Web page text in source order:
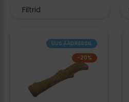
4 kaubad
Filtrid
UUS AADRESSIL
−20%